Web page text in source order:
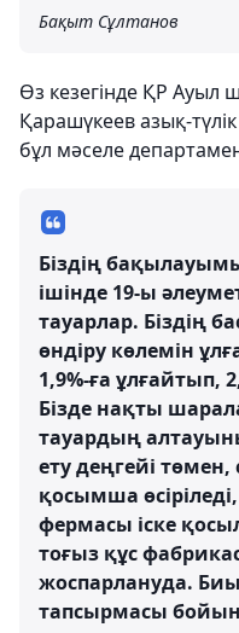
Бақыт Сұлтанов
Өз кезегінде ҚР Ауыл
Қарашүкеев азық-
бұл мәселе
Біздің
ішінде 19-ы
тауарлар. Біздің
өндіру көлемін
1,9%-ға ұлғайтып,
Бізде нақты
тауардың
ету деңгейі
қосымша
фермасы іске
тоғыз құс
жоспарлануда.
тапсырмасы